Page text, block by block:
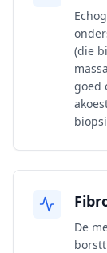
(die
goed
De